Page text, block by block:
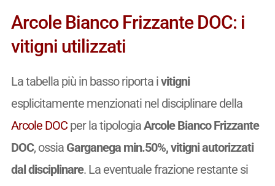
Arcole Bianco Frizzante DOC: i
vitigni utilizzati
La tabella più in basso riporta ivitigni
esplicitamente menzionati nel disciplinare della
Arcole DOCper la tipologiaArcole Bianco Frizzante
DOC, ossia Garganega min.50%, vitigni autorizzati
dal disciplinare. La eventuale frazione restante si